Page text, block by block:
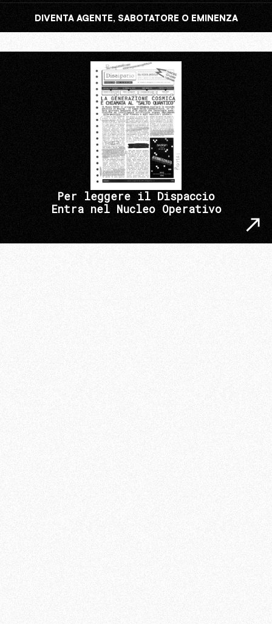
DIVENTA AGENTE, SABOTATORE O EMINENZA
Per leggere il Dispaccio
Entra nel Nucleo Operativo